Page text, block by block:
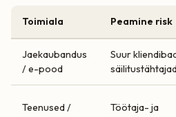
Toimiala Peamine risk
Jaekaubandus
/ e-pood
Suur
Teenused /
Töötaja- ja